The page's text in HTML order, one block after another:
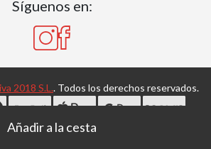
Síguenos en:
2018 S.L.. Todos los derechos reservados.
porMEIGASOFT. Tecnología